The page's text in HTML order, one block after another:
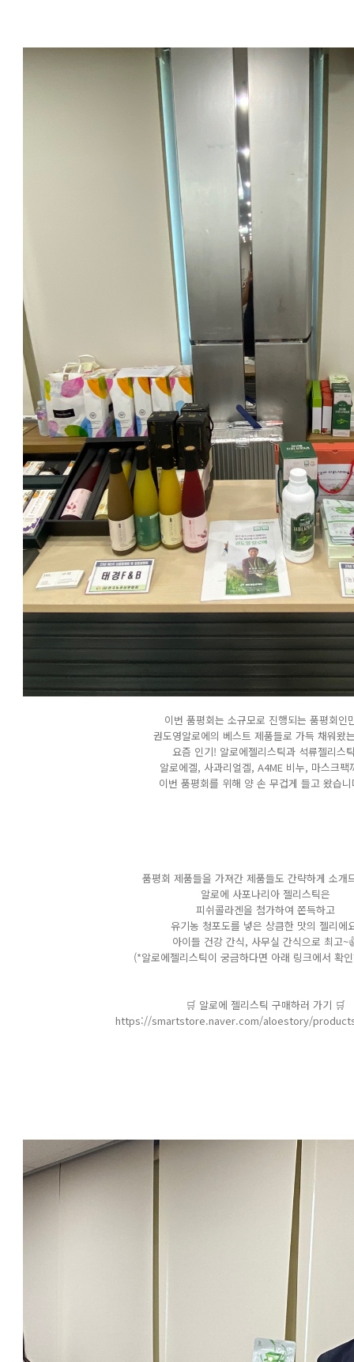
이번 품평회는 소규모로 진행되는 품평회인
권도영알로에의 베스트 제품들로 가득 채워왔
요즘 인기! 알로에젤리스틱과 석류젤리스
알로에겔, 사과리얼겔, A4ME 비누, 마스크팩
이번 품평회를 위해 양 손 무겁게 들고 왔습니
품평회 제품들을 가져간 제품들도 간략하게 소개
알로에 사포나리아 젤리스틱은
피쉬콜라겐을 첨가하여 쫀득하고
유기농 청포도를 넣은 상큼한 맛의 젤리에
아이들 건강 간식, 사무실 간식으로 최고
(*알로에젤리스틱이 궁금하다면 아래 링크에서 확
🛒 알로에 젤리스틱 구매하러 가기 🛒
https://smartstore.naver.com/aloestory/